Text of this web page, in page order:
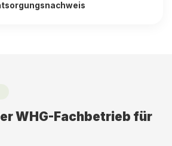
WHG-Fachbetrieb für